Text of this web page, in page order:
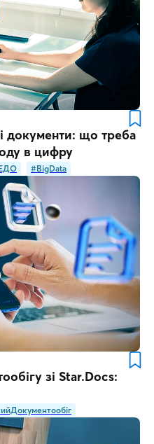
документи: що треба
в цифру
#BigData
зі Star.Docs: